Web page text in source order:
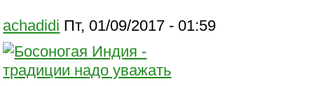
achadidi Пт, 01/09/2017 - 01:59